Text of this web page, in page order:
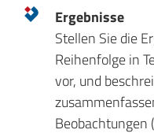
Ergebnisse
Stellen Sie die
Reihenfolge in
vor, und
Beobachtungen